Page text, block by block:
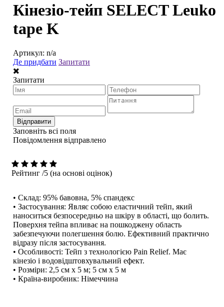
Кінезіо-тейп SELECT Leuko
tape K
Артикул: n/a
Де придбати Запитати
Запитати
Відправити
Заповніть всі поля
Повідомлення відправлено
Рейтинг /5 (на основі оцінок)
• Склад: 95% бавовна, 5% спандекс
• Застосування: Являє собою еластичний тейп, який
наноситься безпосередньо на шкіру в області, що болить.
Поверхня тейпа впливає на пошкоджену область
забезпечуючи полегшення болю. Ефективний практично
відразу після застосування.
• Особливості: Тейп з технологією Pain Relief. Має
кінезіо і водовідштовхувальний ефект.
• Розміри: 2,5 см x 5 м; 5 см x 5 м
• Країна-виробник: Німеччина